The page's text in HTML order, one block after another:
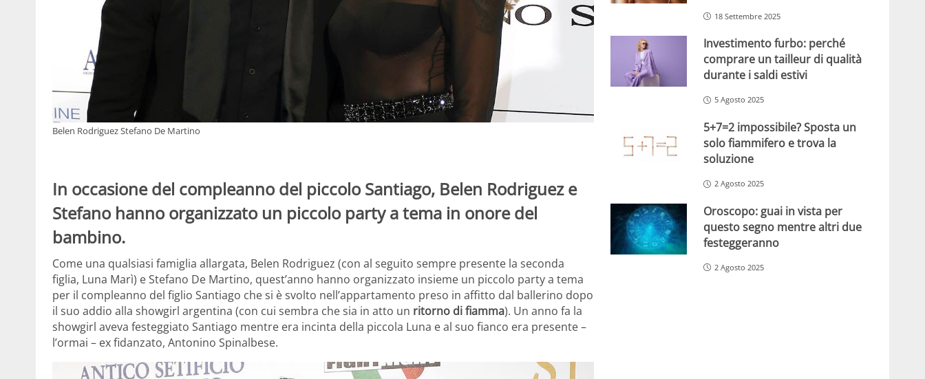
Belen Rodriguez Stefano De Martino
In occasione del compleanno del piccolo Santiago, Belen Rodriguez e
Stefano hanno organizzato un piccolo party a tema in onore del
bambino.
Come una qualsiasi famiglia allargata, Belen Rodriguez (con al seguito sempre presente la seconda
figlia, Luna Marì) e Stefano De Martino, quest’anno hanno organizzato insieme un piccolo party a tema
per il compleanno del figlio Santiago che si è svolto nell’appartamento preso in affitto dal ballerino dopo
il suo addio alla showgirl argentina (con cui sembra che sia in atto un ritorno di fiamma). Un anno fa la
showgirl aveva festeggiato Santiago mentre era incinta della piccola Luna e al suo fianco era presente –
l’ormai – ex fidanzato, Antonino Spinalbese.
18 Settembre 2025
Investimento furbo: perché
comprare un tailleur di qualità
durante i saldi estivi
5 Agosto 2025
5+7=2 impossibile? Sposta un
solo fiammifero e trova la
soluzione
2 Agosto 2025
Oroscopo: guai in vista per
questo segno mentre altri due
festeggeranno
2 Agosto 2025